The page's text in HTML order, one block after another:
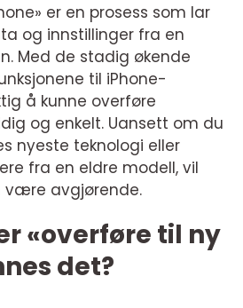
er en prosess som lar
og innstillinger fra en
Med de stadig økende
til iPhone-
å kunne overføre
og enkelt. Uansett om du
nyeste teknologi eller
fra en eldre modell, vil
være avgjørende.
«overføre til ny
det?